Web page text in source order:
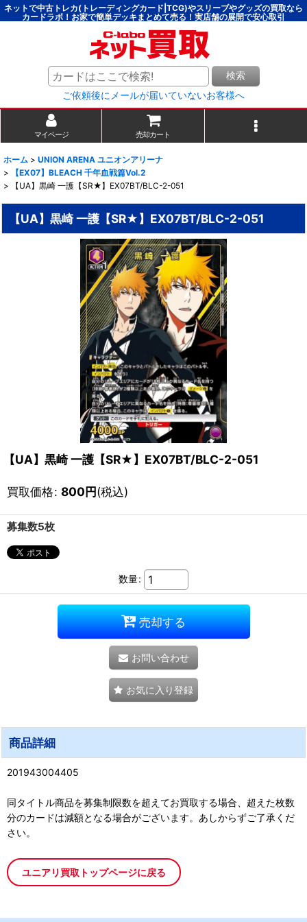
ネットで中古トレカ(トレーディングカード|TCG)やスリーブやグッズの買取なら
カードラボ！お家で簡単デッキまとめて売る！実店舗の展開で安心取引
検索
ご依頼後にメールが届いていないお客様へ
マイページ 売却カート
ホーム > UNION ARENA ユニオンアリーナ
>
【EX07】BLEACH 千年血戦篇Vol.2
>
【UA】黒崎 一護【SR★】EX07BT/BLC-2-051
【UA】黒崎 一護【SR★】EX07BT/BLC-2-051
【UA】黒崎 一護【SR★】EX07BT/BLC-2-051
買取価格: 800円(税込)
募集数5枚
数量:
売却する
お問い合わせ
お気に入り登録
商品詳細
201943004405
同タイトル商品を募集制限数を超えてお買取する場合、超えた枚数
分のカードは減額となる場合がございます。あしからずご了承くだ
さい。
ユニアリ買取トップページに戻る